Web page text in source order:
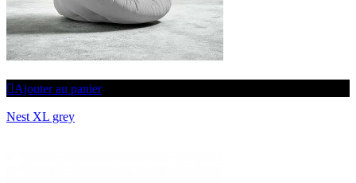
Ajouter au panier
Nest XL grey